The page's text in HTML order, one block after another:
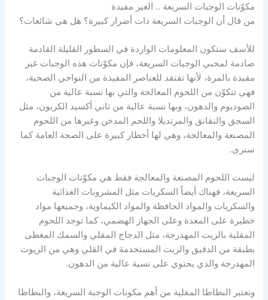
مكوّنات الوجبات السريعة .. الغير مفيدة
من قال أن الوجبات السريعة ذات أضرار كبيرة؟ هل هي شائعات؟
للأسف ستكون المعلومات الواردة في السطور القليلة القادمة
صادمة لمحبي الوجبات السريعة، فإن مكوّنات هذه الوجبات غير
مفيدة بالمرة، لأنها تفتقد للعناصر المفيدة من النواحي الصحية،
فهي تتكوّن من اللحوم المعالجة والتي بها نسبة عالية من
الصوديوم والدهون، وبها نسبة عالية من ثاني أكسيد الكربون، مثل
السجق والنقانق والمرتديلا واللحم المدخن وغيرها من اللحوم
المصنعة والمعالجة، وهي لها أخطار كبيرة على الصحة العامة كما
سنرى.
ليست اللحوم المصنعة والمعالجة فقط هي مكوّنات الوجبات
السريعة، فهناك أيضاً السكريات مثل المشروبات الغذائية
والسكريات والمواد الحافظة والمواد الكيماوية، وجميعها مواد
خطيرة على المعدة وعلى الجهاز الهضمي، كما توجد اللحوم
المقلية بالزيت المهدرجة، مثل الدجاج المقلي والسمك المغطى
بطبقة من الدقيق والزيت المستخدمة في القلي وهي من الزيوت
المهدرجة والذي يحتوي على نسبة عالية من الدهون.
وتعتبر البطاطا المقلية من أهم مكونات الوجبة السريعة، والبطاطا